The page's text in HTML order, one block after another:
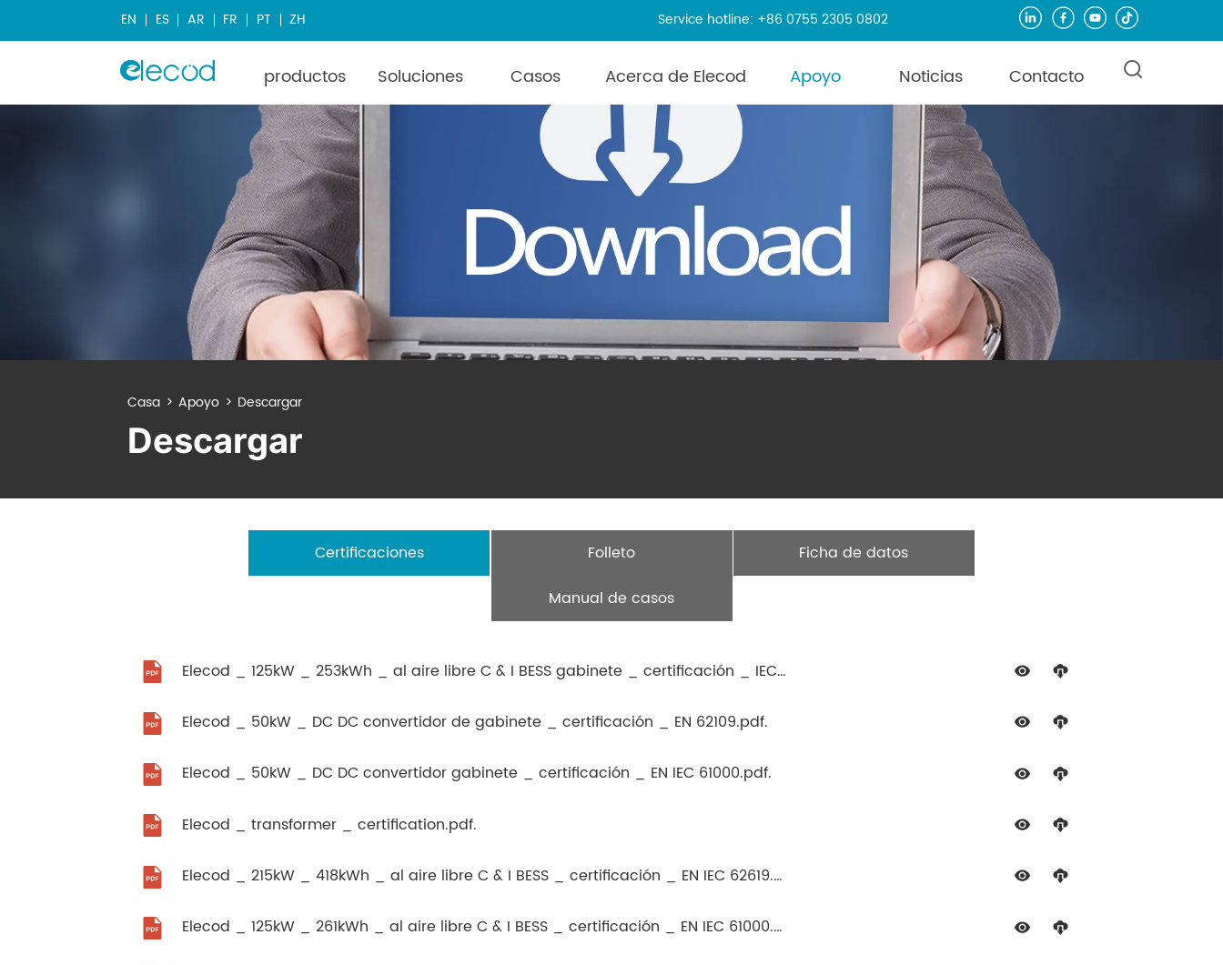
EN ES AR FR PT ZH Service hotline: +86 0755 2305 0802
productos Soluciones Casos Acerca de Elecod Apoyo Noticias Contacto
Casa > Apoyo > Descargar
Descargar
Certificaciones Folleto
Ficha de datos
Manual de casos
Elecod _ 125kW _ 253kWh _ al aire libre C & I BESS gabinete _ certificación _ IEC62619
Elecod _ 50kW _ DC DC convertidor de gabinete _ certificación _ EN 62109.pdf.
Elecod _ 50kW _ DC DC convertidor gabinete _ certificación _ EN IEC 61000.pdf.
Elecod _ transformer _ certification.pdf.
Elecod _ 215kW _ 418kWh _ al aire libre C & I BESS _ certificación _ EN IEC 62619.pdf.
Elecod _ 125kW _ 261kWh _ al aire libre C & I BESS _ certificación _ EN IEC 61000.pdf.